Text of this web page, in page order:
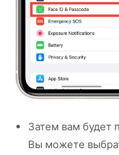
Затем вам будет
Вы можете